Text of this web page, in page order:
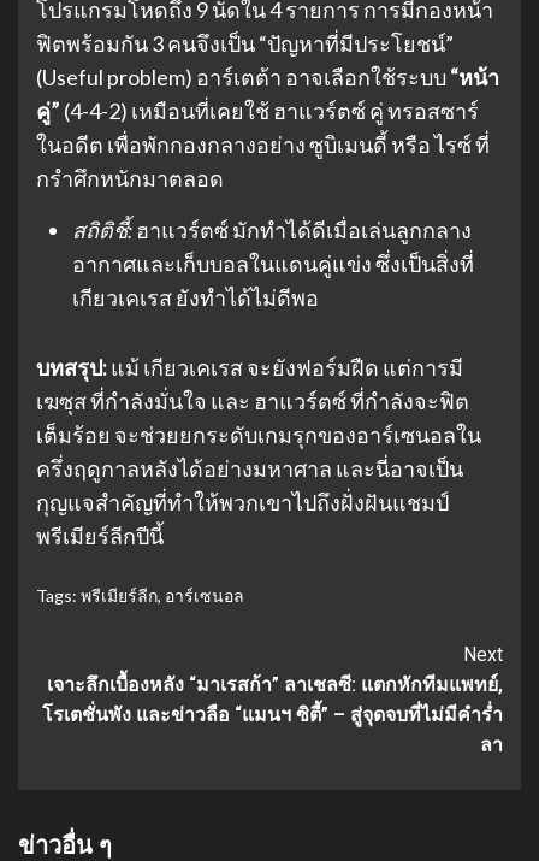
โปรแกรมโหดถึง 9 นัดใน 4 รายการ การมีกองหน้า
ฟิตพร้อมกัน 3 คนจึงเป็น “ปัญหาที่มีประโยชน์”
(Useful problem) อาร์เตต้า อาจเลือกใช้ระบบ“หน้า
คู่” (4-4-2) เหมือนที่เคยใช้ ฮาแวร์ตซ์ คู่ ทรอสซาร์
ในอดีต เพื่อพักกองกลางอย่าง ซูบิเมนดี้ หรือ ไรซ์ ที่
กรำศึกหนักมาตลอด
สถิติชี้:ฮาแวร์ตซ์ มักทำได้ดีเมื่อเล่นลูกกลาง
อากาศและเก็บบอลในแดนคู่แข่ง ซึ่งเป็นสิ่งที่
เกียวเคเรส ยังทำได้ไม่ดีพอ
บทสรุป:แม้ เกียวเคเรส จะยังฟอร์มฝืด แต่การมี
เฆซุส ที่กำลังมั่นใจ และ ฮาแวร์ตซ์ ที่กำลังจะฟิต
เต็มร้อย จะช่วยยกระดับเกมรุกของอาร์เซนอลใน
ครึ่งฤดูกาลหลังได้อย่างมหาศาล และนี่อาจเป็น
กุญแจสำคัญที่ทำให้พวกเขาไปถึงฝั่งฝันแชมป์
พรีเมียร์ลีกปีนี้
Tags: พรีเมียร์ลีก, อาร์เซนอล
Continue
Reading
Next
เจาะลึกเบื้องหลัง “มาเรสก้า” ลาเชลซี: แตกหักทีมแพทย์,
โรเตชั่นพัง และข่าวลือ “แมนฯ ซิตี้” – สู่จุดจบที่ไม่มีคำร่ำ
ลา
ข่าวอื่น ๆ